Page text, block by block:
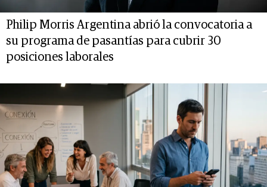
Philip Morris Argentina abrió la convocatoria a
su programa de pasantías para cubrir 30
posiciones laborales